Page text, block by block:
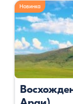
Новинка